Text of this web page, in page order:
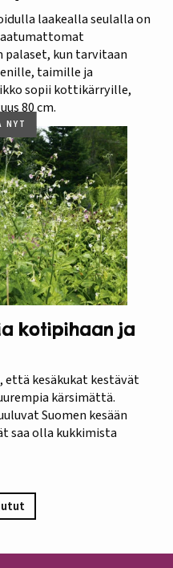
laakealla seulalla on
palaset, kun tarvitaan
taimille ja
sopii kottikärryille,
80 cm.
NYT
kotipihaan ja
että kesäkukat kestävät
kärsimättä.
Suomen kesään
saa olla kukkimista